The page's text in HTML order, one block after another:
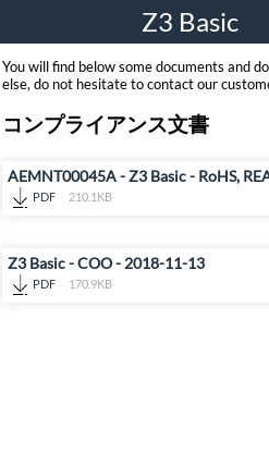
Z3 Basic
You will find below some documents and
else, do not hesitate to contact our
コンプライアンス文書
AEMNT00045A - Z3 Basic - RoHS,
PDF 210.1KB
Z3 Basic - COO - 2018-11-13
PDF 170.9KB